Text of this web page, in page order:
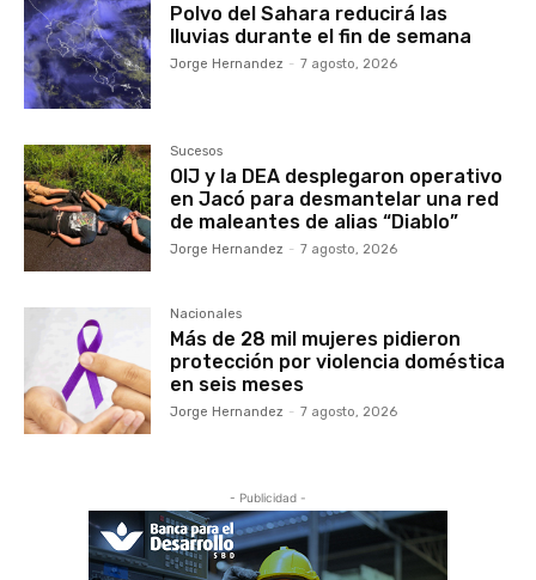
Polvo del Sahara reducirá las
lluvias durante el fin de semana
Jorge Hernandez - 7 agosto, 2026
Sucesos
OIJ y la DEA desplegaron operativo
en Jacó para desmantelar una red
de maleantes de alias “Diablo”
Jorge Hernandez - 7 agosto, 2026
Nacionales
Más de 28 mil mujeres pidieron
protección por violencia doméstica
en seis meses
Jorge Hernandez - 7 agosto, 2026
- Publicidad -